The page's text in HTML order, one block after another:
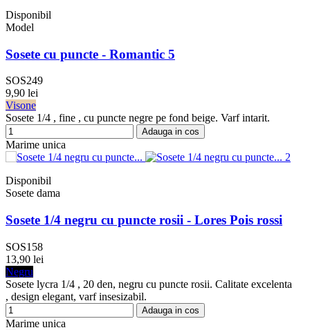
Disponibil
Model
Sosete cu puncte - Romantic 5
SOS249
9,90 lei
Visone
Sosete 1/4 , fine , cu puncte negre pe fond beige. Varf intarit.
Adauga in cos
Marime unica
Disponibil
Sosete dama
Sosete 1/4 negru cu puncte rosii - Lores Pois rossi
SOS158
13,90 lei
Negru
Sosete lycra 1/4 , 20 den, negru cu puncte rosii. Calitate excelenta
, design elegant, varf insesizabil.
Adauga in cos
Marime unica